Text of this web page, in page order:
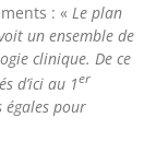
: « Le plan
un ensemble de
clinique. De ce
d’ici au 1er
égales pour